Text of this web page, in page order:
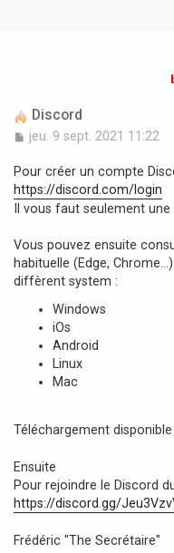
Discord
M
s
a
g
jeu. 9 sept. 2021 11:22
Pour créer un compte
https://discord.com/login
Il vous faut seulement une
Vous pouvez ensuite
habituelle (Edge,
diffèrent system :
Windows
iOs
Android
Linux
Mac
Téléchargement disponible
Ensuite
Pour rejoindre le Discord
https://discord.gg/
Frédéric "The Secrétaire"